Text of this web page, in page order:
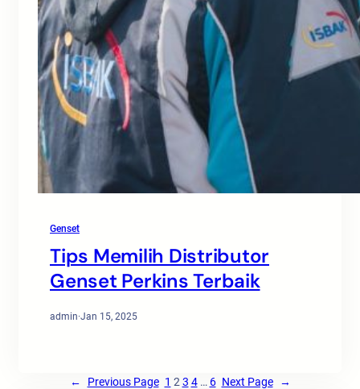
Genset
Tips Memilih Distributor
Genset Perkins Terbaik
admin·Jan 15, 2025
← Previous Page 1 2 3 4 … 6 Next Page →